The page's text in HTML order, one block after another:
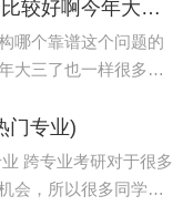
西安考研机构哪个靠谱(文都哪个比较好啊今年大三了)
哪个靠谱这个问题的
大三了也一样很多人
您关注下本
门专业)
跨专业考研对于很多
会，所以很多同学在